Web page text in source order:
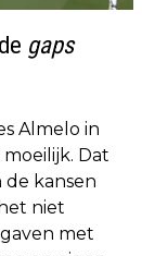
gaps
Almelo in
Dat
kansen
niet
met